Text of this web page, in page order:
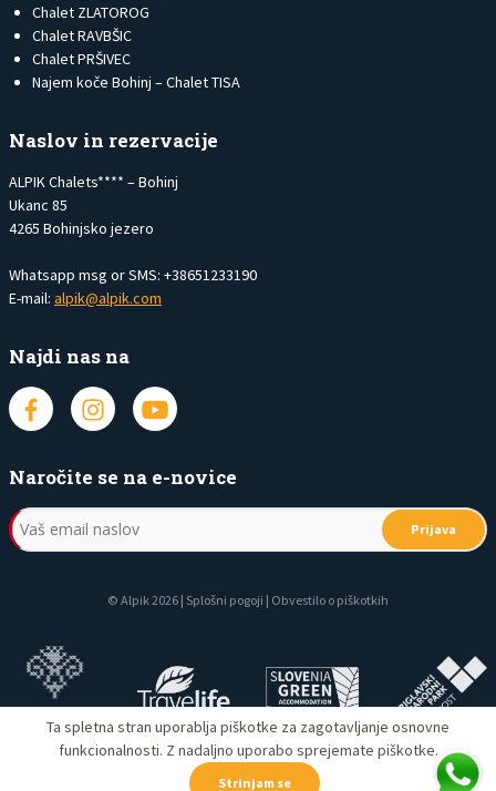
Chalet ZLATOROG
Chalet RAVBŠIC
Chalet PRŠIVEC
Najem koče Bohinj – Chalet TISA
Naslov in rezervacije
ALPIK Chalets**** – Bohinj
Ukanc 85
4265 Bohinjsko jezero
Whatsapp msg or SMS: +38651233190
E-mail: alpik@alpik.com
Najdi nas na
Naročite se na e-novice
Prijava
© Alpik 2026 | Splošni pogoji | Obvestilo o piškotkih
Ta spletna stran uporablja piškotke za zagotavljanje osnovne
funkcionalnosti. Z nadaljno uporabo sprejemate piškotke.
Strinjam se